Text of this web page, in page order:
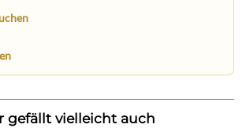
gefällt vielleicht auch